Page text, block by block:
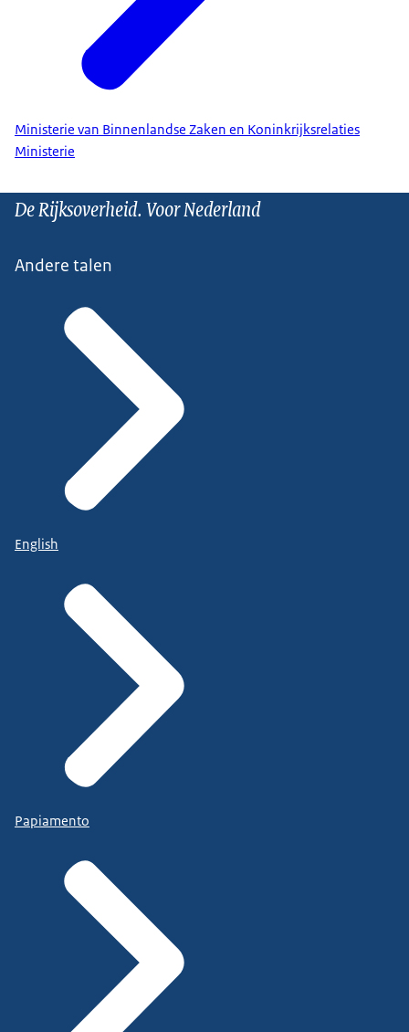
Ministerie van Binnenlandse Zaken en Koninkrijksrelaties
Ministerie
De Rijksoverheid. Voor Nederland
Andere talen
English
Papiamento